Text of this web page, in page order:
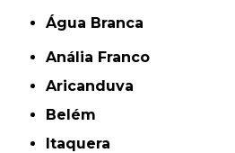
Água Branca
Anália Franco
Aricanduva
Belém
Itaquera